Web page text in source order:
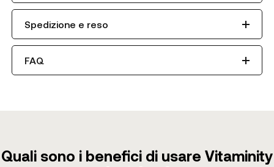
Spedizione e reso
FAQ
Quali sono i benefici di usare Vitaminity